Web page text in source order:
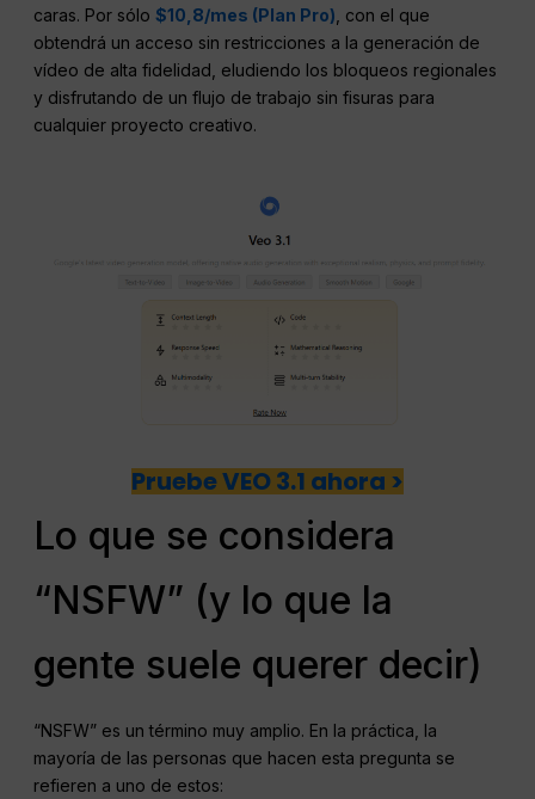
caras. Por sólo$10,8/mes (Plan Pro), con el que
obtendrá un acceso sin restricciones a la generación de
vídeo de alta fidelidad, eludiendo los bloqueos regionales
y disfrutando de un flujo de trabajo sin fisuras para
cualquier proyecto creativo.
Pruebe VEO 3.1 ahora >
Lo que se considera
“NSFW” (y lo que la
gente suele querer decir)
“NSFW” es un término muy amplio. En la práctica, la
mayoría de las personas que hacen esta pregunta se
refieren a uno de estos: